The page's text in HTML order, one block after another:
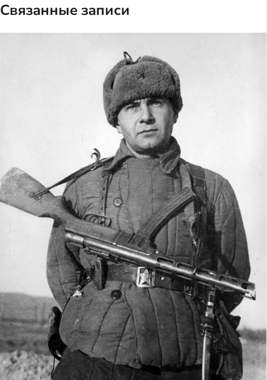
Связанные записи